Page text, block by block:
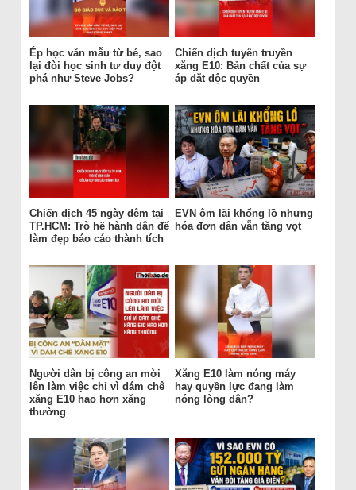
Ép học văn mẫu từ bé, sao
lại đòi học sinh tư duy đột
phá như Steve Jobs?
Chiến dịch tuyên truyền
xăng E10: Bản chất của sự
áp đặt độc quyền
Chiến dịch 45 ngày đêm tại
TP.HCM: Trò hề hành dân để
làm đẹp báo cáo thành tích
EVN ôm lãi khổng lồ nhưng
hóa đơn dân vẫn tăng vọt
Người dân bị công an mời
lên làm việc chỉ vì dám chê
xăng E10 hao hơn xăng
thường
Xăng E10 làm nóng máy
hay quyền lực đang làm
nóng lòng dân?